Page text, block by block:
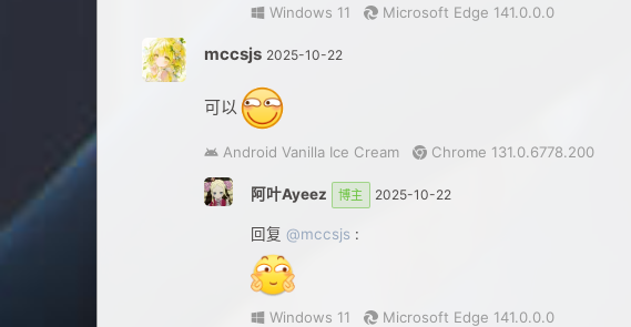
Windows 11
Microsoft Edge 141.0.0.0
mccsjs 2025-10-22
可以
Android Vanilla Ice Cream Chrome 131.0.6778.200
阿叶Ayeez 博主 2025-10-22
回复 @mccsjs :
Windows 11 Microsoft Edge 141.0.0.0